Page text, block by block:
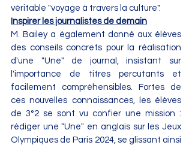
véritable "voyage à travers la culture".
Inspirer les journalistes de demain
M. Bailey a également donné aux élèves
des conseils concrets pour la réalisation
d'une "Une" de journal, insistant sur
l'importance de titres percutants et
facilement compréhensibles. Fortes de
ces nouvelles connaissances, les élèves
de 3°2 se sont vu confier une mission :
rédiger une "Une" en anglais sur les Jeux
Olympiques de Paris 2024, se glissant ainsi